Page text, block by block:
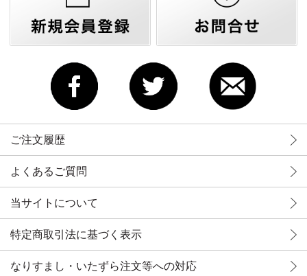
ご注文履歴
よくあるご質問
当サイトについて
特定商取引法に基づく表示
なりすまし・いたずら注文等への対応